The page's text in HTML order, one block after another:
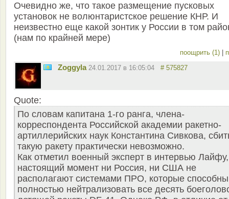
Очевидно же, что такое размещение пусковых
установок не волюнтаристское решение КНР. И
неизвестно еще какой зонтик у России в том
(нам по крайней мере)
поощрить (1)
Zoggyla 24.01.2017 в 16:05:04 # 575827
Quote:
По словам капитана 1-го ранга, члена-
корреспондента Российской академии ракетно-
артиллерийских наук Константина Сивкова,
такую ракету практически невозможно.
Как отметил военный эксперт в интервью
настоящий момент ни Россия, ни США не
располагают системами ПРО, которые способны
полностью нейтрализовать все десять